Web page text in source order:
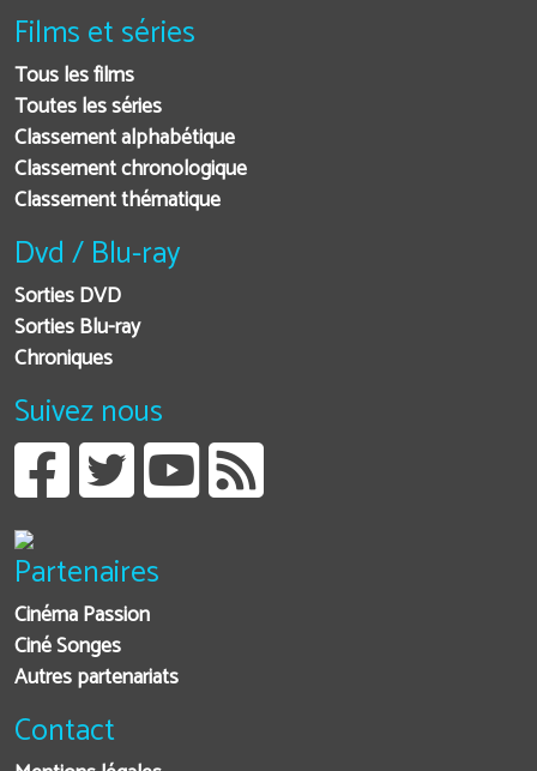
Films et séries
Tous les films
Toutes les séries
Classement alphabétique
Classement chronologique
Classement thématique
Dvd / Blu-ray
Sorties DVD
Sorties Blu-ray
Chroniques
Suivez nous
Partenaires
Cinéma Passion
Ciné Songes
Autres partenariats
Contact